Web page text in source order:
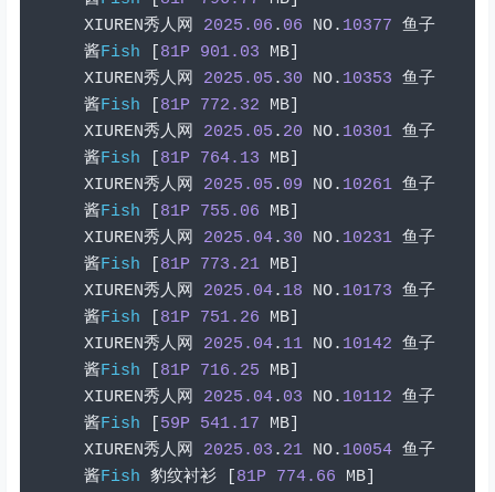
XIUREN秀人网 2025.06 . 06 NO. 10377 鱼子
酱Fish 81P 901.03 MB]
XIUREN秀人网 2025.05 . 30 NO. 10353 鱼子
酱Fish 81P 772.32 MB]
XIUREN秀人网 2025.05 . 20 NO. 10301 鱼子
酱Fish 81P 764.13 MB]
XIUREN秀人网 2025.05 . 09 NO. 10261 鱼子
酱Fish 81P 755.06 MB]
XIUREN秀人网 2025.04. 30 NO. 10231 鱼子
酱Fish 81P 773.21 MB]
XIUREN秀人网 2025.04. 18 NO. 10173 鱼子
酱Fish 81P 751.26 MB]
XIUREN秀人网 2025.04. 11 NO. 10142 鱼子
酱Fish 81P 716.25 MB]
XIUREN秀人网 2025.04. 03 NO. 10112 鱼子
酱Fish 59P 541.17 MB]
XIUREN秀人网 2025.03 . 21 NO. 10054 鱼子
酱Fish 豹纹衬衫 81P 774.66 MB]